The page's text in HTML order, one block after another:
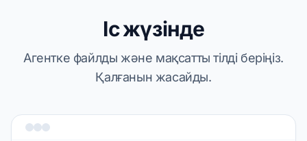
Іс жүзінде
Агентке файлды және мақсатты тілді беріңіз.
Қалғанын жасайды.